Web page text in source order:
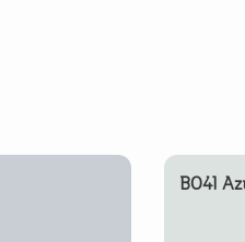
B041